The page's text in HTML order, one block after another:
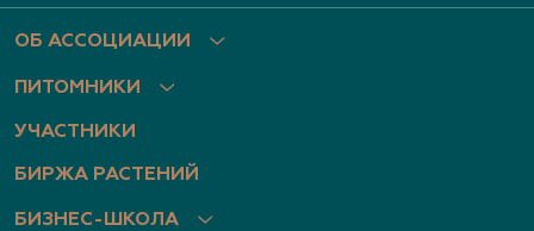
ОБ АССОЦИАЦИИ
ПИТОМНИКИ
УЧАСТНИКИ
БИРЖА РАСТЕНИЙ
БИЗНЕС-ШКОЛА